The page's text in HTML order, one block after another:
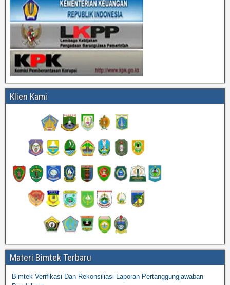
Klien Kami
Materi Bimtek Terbaru
Bimtek Verifikasi Dan Rekonsiliasi Laporan Pertanggungjawaban